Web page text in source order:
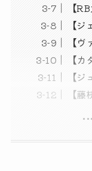
【
【
【
【カ
【ジ
【藤